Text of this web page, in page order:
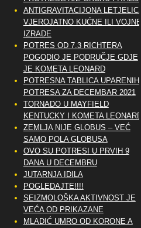
ANTIGRAVITACIJONA LETJELICA
VJEROJATNO KUĆNE ILI VOJNE
IZRADE
POTRES OD 7.3 RICHTERA
POGODIO JE PODRUČJE GDJE
JE KOMETA LEONARD
POTRESNA TABLICA UPARENIH
POTRESA ZA DECEMBAR 2021
TORNADO U MAYFIELD
KENTUCKY I KOMETA LEONARD
ZEMLJA NIJE GLOBUS – VEĆ
SAMO POLA GLOBUSA
OVO SU POTRESI U PRVIH 9
DANA U DECEMBRU
JUTARNJA IDILA
POGLEDAJTE!!!!
SEIZMOLOŠKA AKTIVNOST JE
VEĆA OD PRIKAZANE
MLADIĆ UMRO OD KORONE A